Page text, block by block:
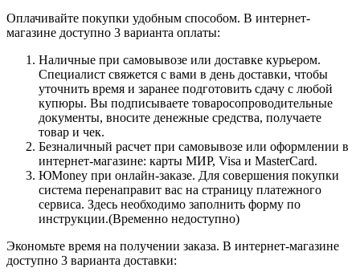
Оплачивайте покупки удобным способом. В интернет-
магазине доступно 3 варианта оплаты:
Наличные при самовывозе или доставке курьером.
Специалист свяжется с вами в день доставки, чтобы
уточнить время и заранее подготовить сдачу с любой
купюры. Вы подписываете товаросопроводительные
документы, вносите денежные средства, получаете
товар и чек.
Безналичный расчет при самовывозе или оформлении в
интернет-магазине: карты МИР, Visa и MasterCard.
ЮMoney при онлайн-заказе. Для совершения покупки
система перенаправит вас на страницу платежного
сервиса. Здесь необходимо заполнить форму по
инструкции.(Временно недоступно)
Экономьте время на получении заказа. В интернет-магазине
доступно 3 варианта доставки: